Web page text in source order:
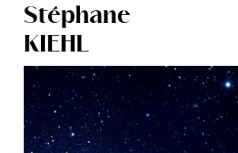
Stéphane
KIEHL